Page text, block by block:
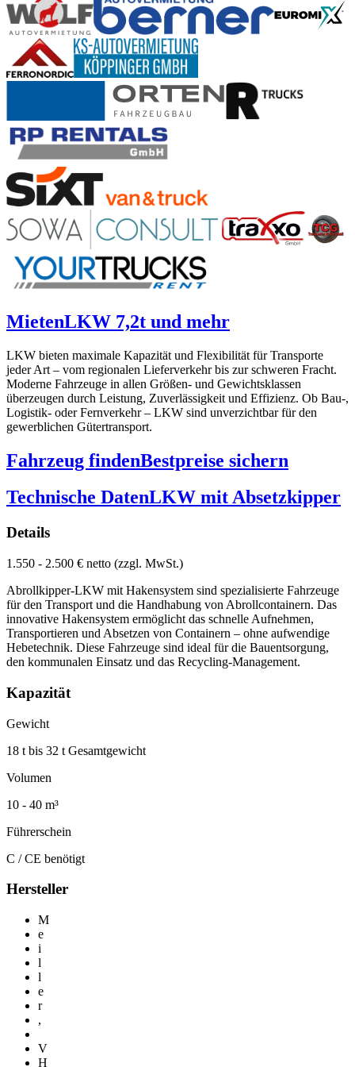
MietenLKW 7,2t und mehr
LKW bieten maximale Kapazität und Flexibilität für Transporte
jeder Art – vom regionalen Lieferverkehr bis zur schweren Fracht.
Moderne Fahrzeuge in allen Größen- und Gewichtsklassen
überzeugen durch Leistung, Zuverlässigkeit und Effizienz. Ob Bau-,
Logistik- oder Fernverkehr – LKW sind unverzichtbar für den
gewerblichen Gütertransport.
Fahrzeug findenBestpreise sichern
Technische DatenLKW mit Absetzkipper
Details
1.550 - 2.500 € netto (zzgl. MwSt.)
Abrollkipper-LKW mit Hakensystem sind spezialisierte Fahrzeuge
für den Transport und die Handhabung von Abrollcontainern. Das
innovative Hakensystem ermöglicht das schnelle Aufnehmen,
Transportieren und Absetzen von Containern – ohne aufwendige
Hebetechnik. Diese Fahrzeuge sind ideal für die Bauentsorgung,
den kommunalen Einsatz und das Recycling-Management.
Kapazität
Gewicht
18 t bis 32 t Gesamtgewicht
Volumen
10 - 40 m³
Führerschein
C / CE benötigt
Hersteller
M
e
i
l
l
e
r
,
V
H